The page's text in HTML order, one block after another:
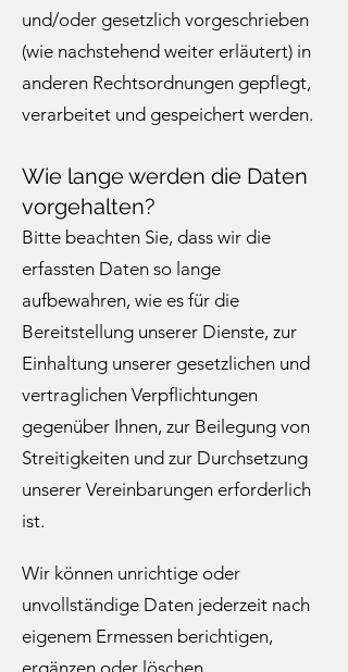
und/oder gesetzlich vorgeschrieben
(wie nachstehend weiter erläutert) in
anderen Rechtsordnungen gepflegt,
verarbeitet und gespeichert werden.
Wie lange werden die Daten
vorgehalten?
Bitte beachten Sie, dass wir die
erfassten Daten so lange
aufbewahren, wie es für die
Bereitstellung unserer Dienste, zur
Einhaltung unserer gesetzlichen und
vertraglichen Verpflichtungen
gegenüber Ihnen, zur Beilegung von
Streitigkeiten und zur Durchsetzung
unserer Vereinbarungen erforderlich
ist.​
Wir können unrichtige oder
unvollständige Daten jederzeit nach
eigenem Ermessen berichtigen,
ergänzen oder löschen.